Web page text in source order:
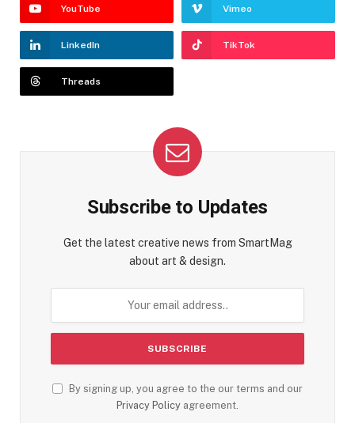
YouTube Vimeo
LinkedIn TikTok
Threads
Subscribe to Updates
Get the latest creative news from SmartMag
about art & design.
By signing up, you agree to the our terms and our
Privacy Policy agreement.